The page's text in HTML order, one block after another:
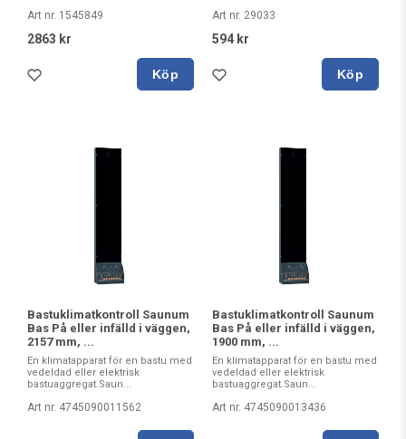
Art nr. 1545849
2863 kr
Köp
Art nr. 29033
594 kr
Köp
Bastuklimatkontroll Saunum
Bas På eller infälld i väggen,
2157 mm, ...
En klimatapparat för en bastu med
vedeldad eller elektrisk
bastuaggregat.Saun...
Art nr. 4745090011562
Bastuklimatkontroll Saunum
Bas På eller infälld i väggen,
1900 mm, ...
En klimatapparat för en bastu med
vedeldad eller elektrisk
bastuaggregat.Saun...
Art nr. 4745090013436